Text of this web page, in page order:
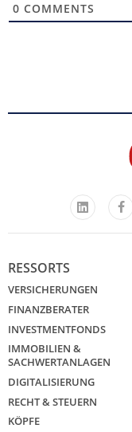
0 COMMENTS
LinkedIn
RESSORTS
VERSICHERUNGEN
FINANZBERATER
INVESTMENTFONDS
IMMOBILIEN &
SACHWERTANLAGEN
DIGITALISIERUNG
RECHT & STEUERN
KÖPFE